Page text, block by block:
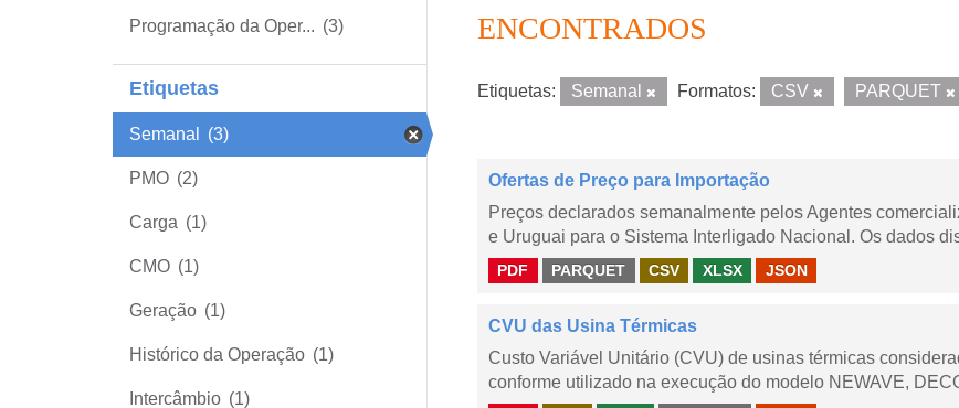
Programação da Oper... (3)
Etiquetas
Semanal (3)
PMO (2)
Carga (1)
CMO (1)
Geração (1)
Histórico da Operação (1)
Intercâmbio (1)
ENCONTRADOS
Etiquetas: Semanal Formatos: CSV PARQUET
Ofertas de Preço para Importação
Preços declarados semanalmente pelos Agentes
e Uruguai para o Sistema Interligado Nacional. Os dados
PDF PARQUET CSV XLSX JSON
CVU das Usina Térmicas
Custo Variável Unitário (CVU) de usinas térmicas
conforme utilizado na execução do modelo NEWAVE,